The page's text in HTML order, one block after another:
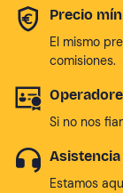
Precio
El mismo
comisiones.
Si no nos
Asistencia
Estamos